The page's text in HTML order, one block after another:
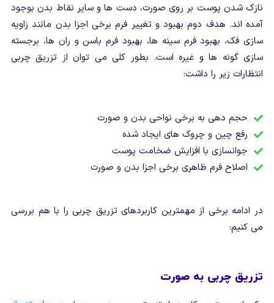
نازک شدن پوست بر روی صورت، دست ها و سایر نقاط بدن بوجود
آمده اند. هدف دوم بهبود و تغییر فرم برخی اجزا بدن مانند زاویه
سازی فک، بهبود فرم سینه ها، بهبود فرم باسن و ران ها، برجسته
سازی گونه ها و غیره است. بطور کلی می توان از تزریق چربی
انتظارات زیر را داشت:
حجم دهی به برخی نواحی بدن و صورت
رفع چین و چروک های ایجاد شده
جوانسازی با افزایش ضخامت پوست
اصلاح فرم ظاهری برخی اجزا بدن و صورت
در ادامه برخی از مهمترین کاربردهای تزریق چربی را با هم بررسی
می کنیم:
تزریق چربی به صورت